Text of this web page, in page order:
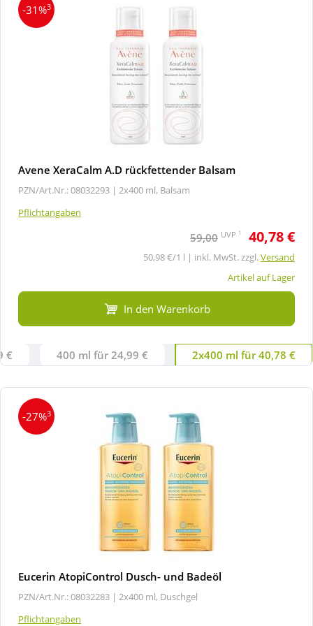
-31%3
Avene XeraCalm A.D rückfettender Balsam
PZN/Art.Nr.: 08032293 | 2x400 ml, Balsam
Pflichtangaben
59,00 UVP 1 40,78 €
50,98 €/1 l | inkl. MwSt. zzgl.Versand
Artikel auf Lager
In den Warenkorb
€ 400 ml für 24,99 € 2x400 ml für 40,78 €
-27%3
Eucerin AtopiControl Dusch- und Badeöl
PZN/Art.Nr.: 08032283 | 2x400 ml, Duschgel
Pflichtangaben